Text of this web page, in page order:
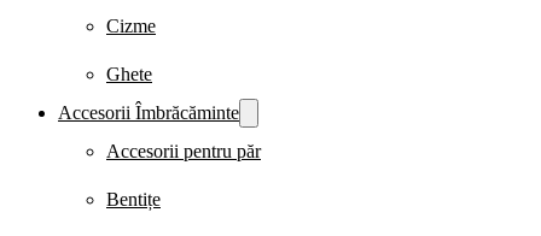
Cizme
Ghete
Accesorii Îmbrăcăminte
Accesorii pentru păr
Bentițe